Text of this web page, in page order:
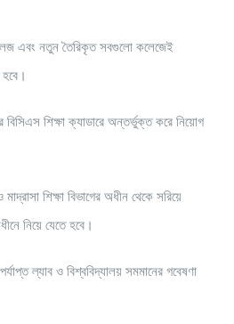
এবং নতুন তৈরিকৃত সবগুলো কলেজেই
বিসিএস শিক্ষা ক্যাডারে অন্তর্ভুক্ত করে নিয়োগ
শিক্ষা বিভাগের অধীন থেকে সরিয়ে
নিয়ে যেতে হবে।
ল্যাব ও বিশ্ববিদ্যালয় সমমানের গবেষণা